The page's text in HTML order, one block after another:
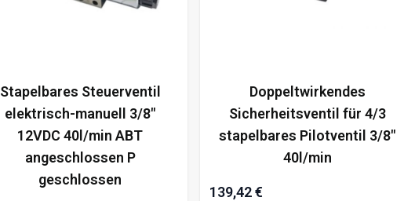
Stapelbares Steuerventil
elektrisch-manuell 3/8"
12VDC 40l/min ABT
angeschlossen P
geschlossen
Doppeltwirkendes
Sicherheitsventil für 4/3
stapelbares Pilotventil 3/8"
40l/min
139,42 €